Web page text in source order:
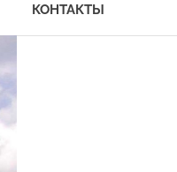
КОНТАКТЫ